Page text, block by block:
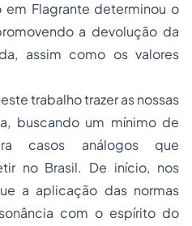
em Flagrante determinou o
a devolução da
assim como os valores
trabalho trazer as nossas
buscando um mínimo de
casos análogos que
no Brasil. De início, nos
a aplicação das normas
com o espírito do